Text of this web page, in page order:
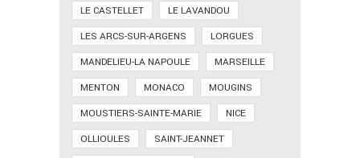
LE CASTELLET
LE LAVANDOU
LES ARCS-SUR-ARGENS
LORGUES
MANDELIEU-LA NAPOULE
MARSEILLE
MENTON
MONACO
MOUGINS
MOUSTIERS-SAINTE-MARIE
NICE
OLLIOULES
SAINT-JEANNET